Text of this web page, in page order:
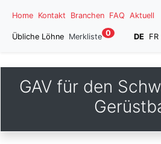
Home Kontakt Branchen FAQ Aktuell
Übliche Löhne Merkliste 0 DE FR
GAV für den